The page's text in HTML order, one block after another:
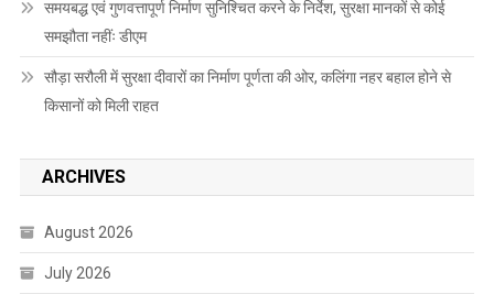
समयबद्ध एवं गुणवत्तापूर्ण निर्माण सुनिश्चित करने के निर्देश, सुरक्षा मानकों से कोई
समझौता नहींः डीएम
सौड़ा सरौली में सुरक्षा दीवारों का निर्माण पूर्णता की ओर, कलिंगा नहर बहाल होने से
किसानों को मिली राहत
ARCHIVES
August 2026
July 2026